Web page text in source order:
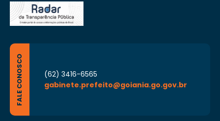
FALE CONOSCO
(62) 3416-6565
gabinete.prefeito@goiania.go.gov.br